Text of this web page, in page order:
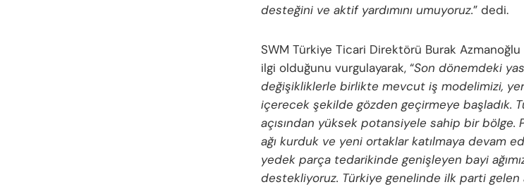
desteğini ve aktif yardımını umuyoruz.” dedi.
SWM Türkiye Ticari Direktörü Burak
ilgi olduğunu vurgulayarak, “Son dönemdeki
değişikliklerle birlikte mevcut iş modelimizi,
içerecek şekilde gözden geçirmeye başladık.
açısından yüksek potansiyele sahip bir
ağı kurduk ve yeni ortaklar katılmaya devam
yedek parça tedarikinde genişleyen bayi
destekliyoruz. Türkiye genelinde ilk parti gelen